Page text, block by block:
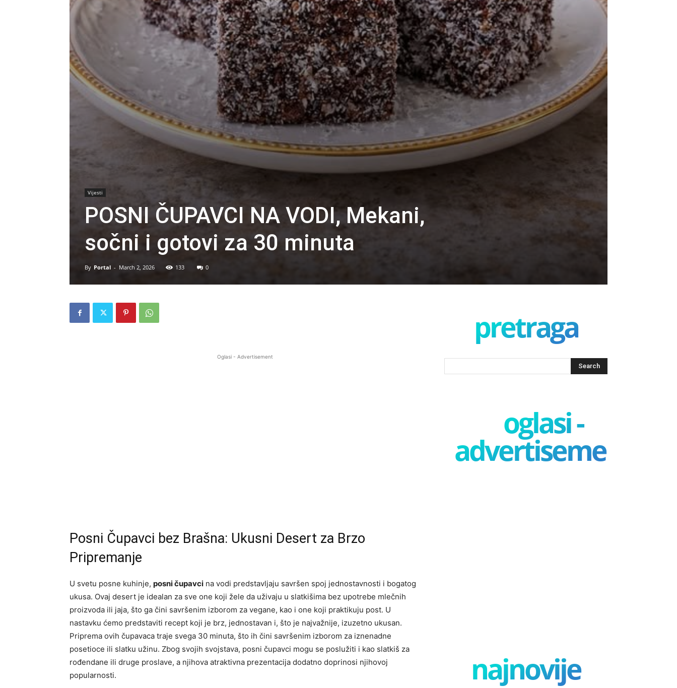
Vijesti
POSNI ČUPAVCI NA VODI, Mekani,
sočni i gotovi za 30 minuta
By Portal - March 2, 2026 133 0
Oglasi - Advertisement
Posni Čupavci bez Brašna: Ukusni Desert za Brzo
Pripremanje
U svetu posne kuhinje, posni čupavci na vodi predstavljaju savršen spoj jednostavnosti i bogatog
ukusa. Ovaj desert je idealan za sve one koji žele da uživaju u slatkišima bez upotrebe mlečnih
proizvoda ili jaja, što ga čini savršenim izborom za vegane, kao i one koji praktikuju post. U
nastavku ćemo predstaviti recept koji je brz, jednostavan i, što je najvažnije, izuzetno ukusan.
Priprema ovih čupavaca traje svega 30 minuta, što ih čini savršenim izborom za iznenadne
posetioce ili slatku užinu. Zbog svojih svojstava, posni čupavci mogu se poslužiti i kao slatkiš za
rođendane ili druge proslave, a njihova atraktivna prezentacija dodatno doprinosi njihovoj
popularnosti.
pretraga
oglasi -
advertisement
najnovije